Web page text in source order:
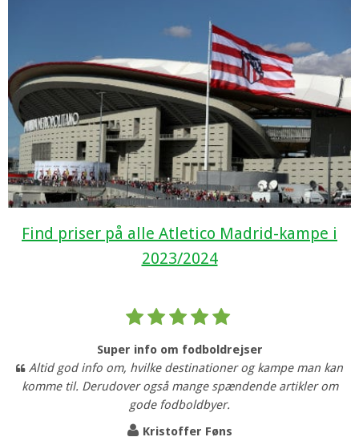
Find priser på alle Atletico Madrid-kampe i
2023/2024
Super info om fodboldrejser
Altid god info om, hvilke destinationer og kampe man kan
komme til. Derudover også mange spændende artikler om
gode fodboldbyer.
Kristoffer Føns